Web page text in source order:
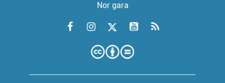
Nor gara